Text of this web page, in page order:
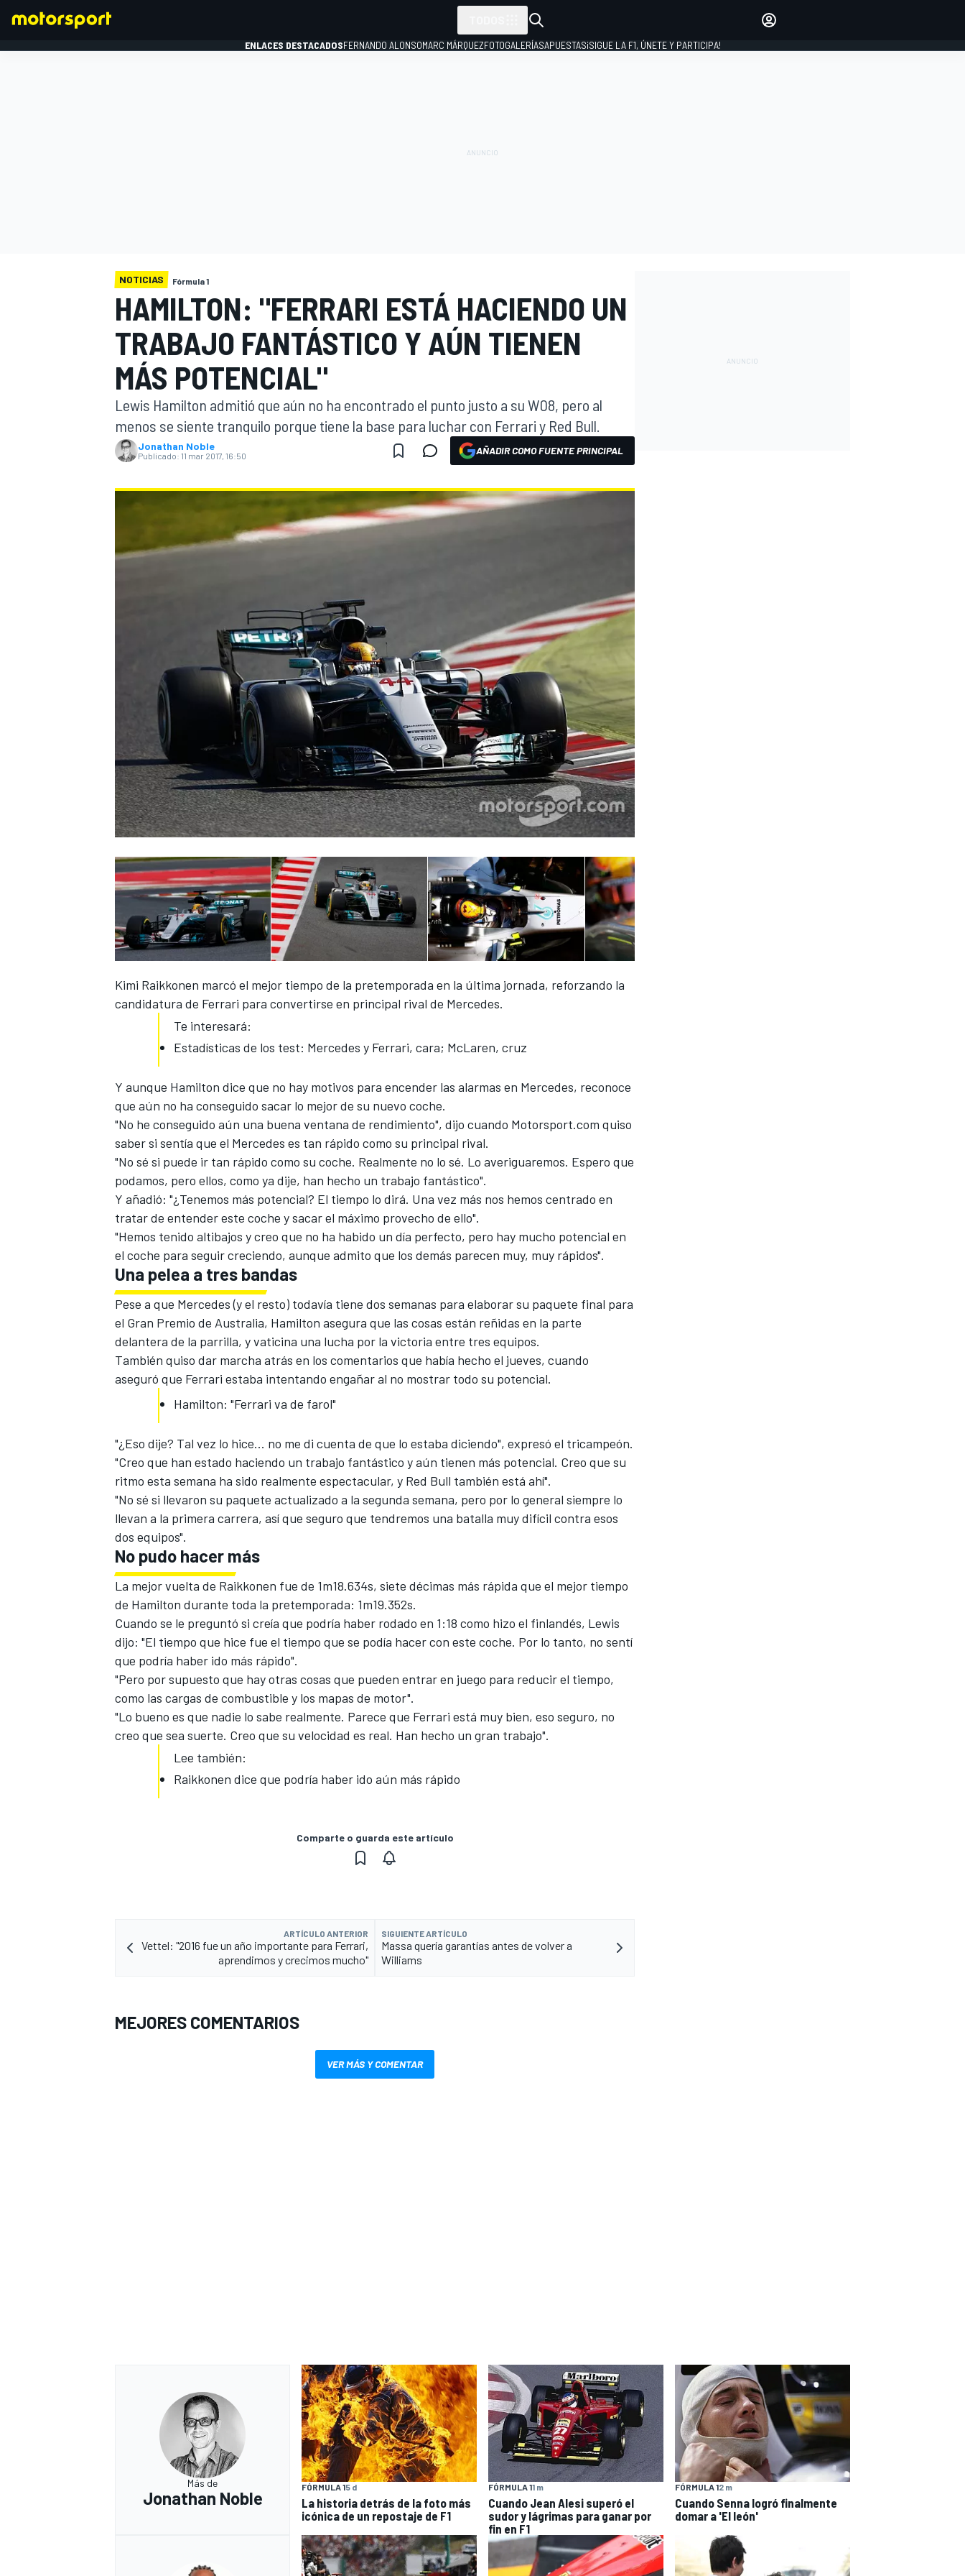
INDYCAR
MÁS CATEGORÍAS
ENLACES DESTACADOSFERNANDO ALONSOMARC MÁRQUEZFOTOGALERÍASAPUESTAS¡SIGUE LA F1, ÚNETE Y PARTICIPA!
NOTICIAS Fórmula 1
HAMILTON: "FERRARI ESTÁ HACIENDO UN
TRABAJO FANTÁSTICO Y AÚN TIENEN
MÁS POTENCIAL"
Lewis Hamilton admitió que aún no ha encontrado el punto justo a su W08, pero al
menos se siente tranquilo porque tiene la base para luchar con Ferrari y Red Bull.
Jonathan Noble
Publicado: 11 mar 2017, 16:50 AÑADIR COMO FUENTE PRINCIPAL
Kimi Raikkonen marcó el mejor tiempo de la pretemporada en la última jornada, reforzando la
candidatura de Ferrari para convertirse en principal rival de Mercedes.
Te interesará:
Estadísticas de los test: Mercedes y Ferrari, cara; McLaren, cruz
Y aunque Hamilton dice que no hay motivos para encender las alarmas en Mercedes, reconoce
que aún no ha conseguido sacar lo mejor de su nuevo coche.
"No he conseguido aún una buena ventana de rendimiento", dijo cuando Motorsport.com quiso
saber si sentía que el Mercedes es tan rápido como su principal rival.
"No sé si puede ir tan rápido como su coche. Realmente no lo sé. Lo averiguaremos. Espero que
podamos, pero ellos, como ya dije, han hecho un trabajo fantástico".
Y añadió: "¿Tenemos más potencial? El tiempo lo dirá. Una vez más nos hemos centrado en
tratar de entender este coche y sacar el máximo provecho de ello".
"Hemos tenido altibajos y creo que no ha habido un día perfecto, pero hay mucho potencial en
el coche para seguir creciendo, aunque admito que los demás parecen muy, muy rápidos".
Una pelea a tres bandas
Pese a que Mercedes (y el resto) todavía tiene dos semanas para elaborar su paquete final para
el Gran Premio de Australia, Hamilton asegura que las cosas están reñidas en la parte
delantera de la parrilla, y vaticina una lucha por la victoria entre tres equipos.
También quiso dar marcha atrás en los comentarios que había hecho el jueves, cuando
aseguró que Ferrari estaba intentando engañar al no mostrar todo su potencial.
Hamilton: "Ferrari va de farol"
"¿Eso dije? Tal vez lo hice... no me di cuenta de que lo estaba diciendo", expresó el tricampeón.
"Creo que han estado haciendo un trabajo fantástico y aún tienen más potencial. Creo que su
ritmo esta semana ha sido realmente espectacular, y Red Bull también está ahí".
"No sé si llevaron su paquete actualizado a la segunda semana, pero por lo general siempre lo
llevan a la primera carrera, así que seguro que tendremos una batalla muy difícil contra esos
dos equipos".
No pudo hacer más
La mejor vuelta de Raikkonen fue de 1m18.634s, siete décimas más rápida que el mejor tiempo
de Hamilton durante toda la pretemporada: 1m19.352s.
Cuando se le preguntó si creía que podría haber rodado en 1:18 como hizo el finlandés, Lewis
dijo: "El tiempo que hice fue el tiempo que se podía hacer con este coche. Por lo tanto, no sentí
que podría haber ido más rápido".
"Pero por supuesto que hay otras cosas que pueden entrar en juego para reducir el tiempo,
como las cargas de combustible y los mapas de motor".
"Lo bueno es que nadie lo sabe realmente. Parece que Ferrari está muy bien, eso seguro, no
creo que sea suerte. Creo que su velocidad es real. Han hecho un gran trabajo".
Lee también:
Raikkonen dice que podría haber ido aún más rápido
Comparte o guarda este artículo
ARTÍCULO ANTERIOR
Vettel: "2016 fue un año importante para Ferrari,
aprendimos y crecimos mucho"
SIGUIENTE ARTÍCULO
Massa quería garantías antes de volver a
Williams
MEJORES COMENTARIOS
VER MÁS Y COMENTAR
Más de
Jonathan Noble
FÓRMULA 15 d
La historia detrás de la foto más
icónica de un repostaje de F1
FÓRMULA 11 m
Cuando Jean Alesi superó el
sudor y lágrimas para ganar por
fin en F1
FÓRMULA 12 m
Cuando Senna logró finalmente
domar a 'El león'